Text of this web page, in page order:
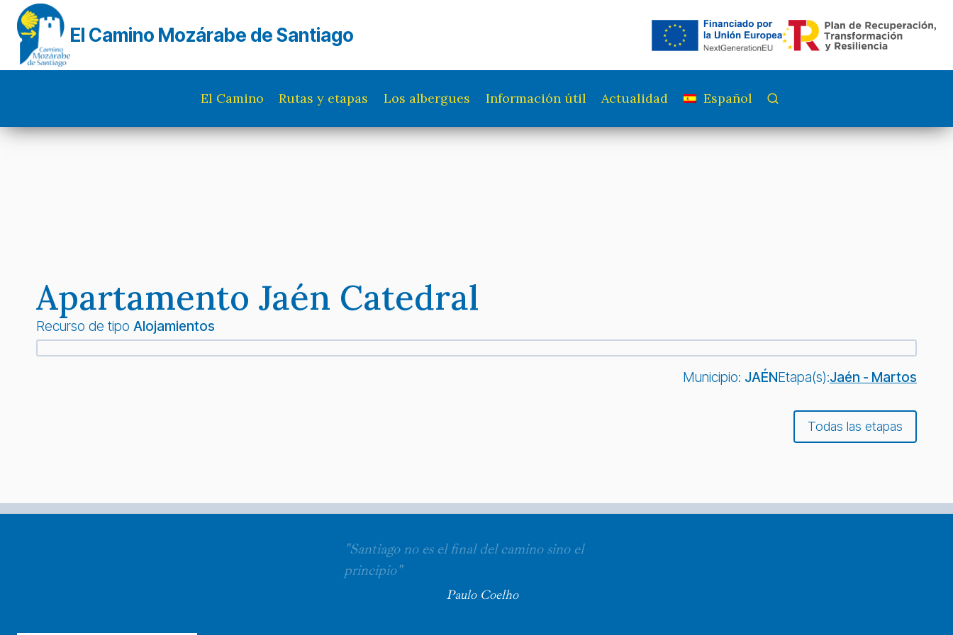
Saltar
contenido
El Camino Mozárabe de Santiago
El Camino Rutas y etapas Los albergues Información útil Actualidad Español
Apartamento Jaén Catedral
Recurso de tipo Alojamientos
Municipio: JAÉNEtapa(s):Jaén - Martos
Todas las etapas
"Santiago no es el final del camino sino el
principio"
Paulo Coelho